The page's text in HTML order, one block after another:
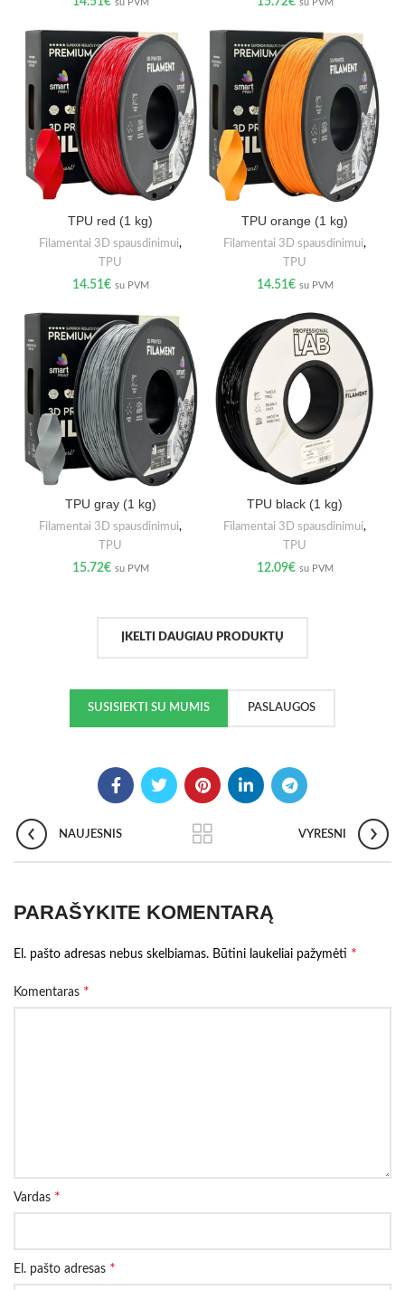
TPU red (1 kg)
Filamentai 3D spausdinimui,
TPU
14.51€ su PVM
TPU orange (1 kg)
Filamentai 3D spausdinimui,
TPU
14.51€ su PVM
TPU gray (1 kg)
Filamentai 3D spausdinimui,
TPU
15.72€ su PVM
TPU black (1 kg)
Filamentai 3D spausdinimui,
TPU
12.09€ su PVM
ĮKELTI DAUGIAU PRODUKTŲ
SUSISIEKTI SU MUMIS PASLAUGOS
NAUJESNIS VYRESNI
PARAŠYKITE KOMENTARĄ
El. pašto adresas nebus skelbiamas. Būtini laukeliai pažymėti *
Komentaras *
Vardas *
El. pašto adresas *